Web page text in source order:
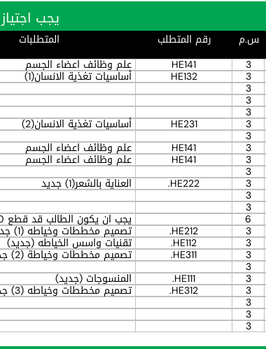
يجب اجتياز 72 ساعة بنجاح
س.م رقم المتطلب المتطلبات
3
HE141 علم وظائف اعضاء الجسم
3
HE132 أساسيات تغذية الانسان(1)
3
3
3
3
HE231 أساسيات تغذية الانسان(2)
3
3
HE141 علم وظائف اعضاء الجسم
3
HE141 علم وظائف اعضاء الجسم
3
3
HE222. العناية بالشعر(1) جديد
3
3
6 يجب ان يكون الطالب قد قطع 90 ساعة
3
HE212. تصميم مخططات وخياطه (1) جديد
3
HE112. تقنيات واسس الخياطه (جديد)
3
HE311. تصميم مخططات وخياطة (2) جديد
3
3
HE111. المنسوجات (جديد)
3
HE312. تصميم مخططات وخياطه (3) جديد
3
3
3